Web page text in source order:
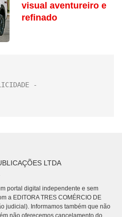
visual aventureiro e
refinado
LTDA
portal digital independente e sem
a EDITORA TRES COMÉRCIO DE
judicial). Informamos também que não
não oferecemos cancelamento do